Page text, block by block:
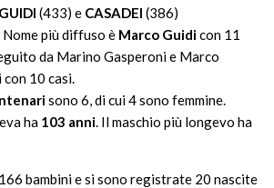
GUIDI (433) e CASADEI (386)
più diffuso è Marco Guidicon 11
da Marino Gasperoni e Marco
10 casi.
sono 6, di cui 4 sono femmine.
ha 103 anni. Il maschio più longevo ha
bambini e si sono registrate 20 nascite